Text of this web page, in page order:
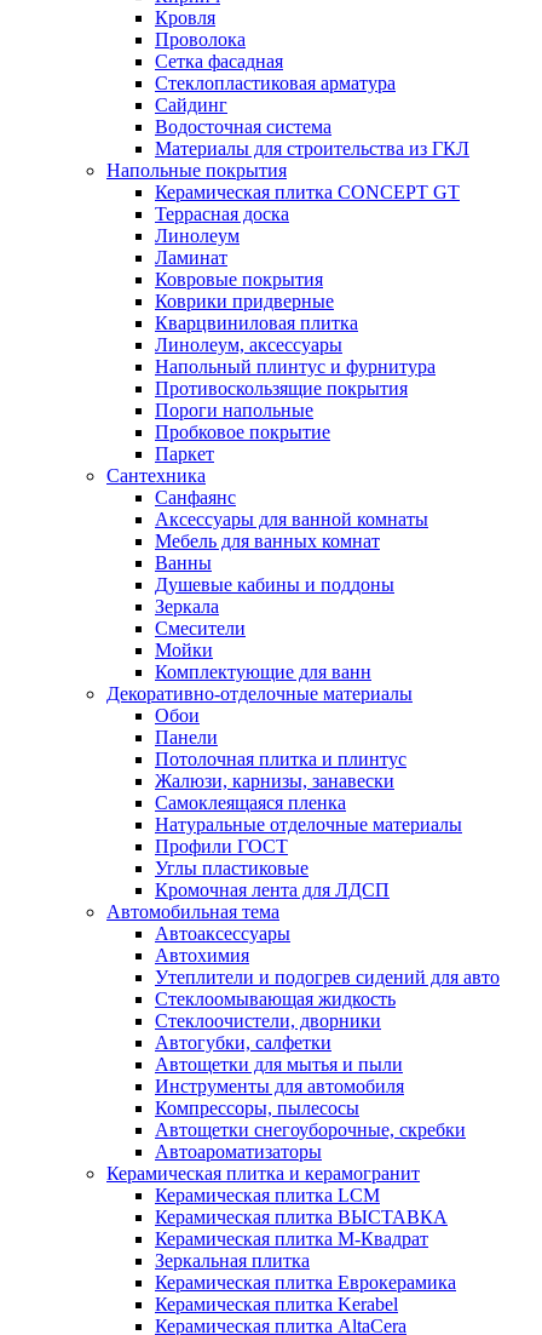
Кровля
Проволока
Сетка фасадная
Стеклопластиковая арматура
Сайдинг
Водосточная система
Материалы для строительства из ГКЛ
Напольные покрытия
Керамическая плитка CONCEPT GT
Террасная доска
Линолеум
Ламинат
Ковровые покрытия
Коврики придверные
Кварцвиниловая плитка
Линолеум, аксессуары
Напольный плинтус и фурнитура
Противоскользящие покрытия
Пороги напольные
Пробковое покрытие
Паркет
Сантехника
Санфаянс
Аксессуары для ванной комнаты
Мебель для ванных комнат
Ванны
Душевые кабины и поддоны
Зеркала
Смесители
Мойки
Комплектующие для ванн
Декоративно-отделочные материалы
Обои
Панели
Потолочная плитка и плинтус
Жалюзи, карнизы, занавески
Самоклеящаяся пленка
Натуральные отделочные материалы
Профили ГОСТ
Углы пластиковые
Кромочная лента для ЛДСП
Автомобильная тема
Автоаксессуары
Автохимия
Утеплители и подогрев сидений для авто
Стеклоомывающая жидкость
Стеклоочистели, дворники
Автогубки, салфетки
Автощетки для мытья и пыли
Инструменты для автомобиля
Компрессоры, пылесосы
Автощетки снегоуборочные, скребки
Автоароматизаторы
Керамическая плитка и керамогранит
Керамическая плитка LCM
Керамическая плитка ВЫСТАВКА
Керамическая плитка М-Квадрат
Зеркальная плитка
Керамическая плитка Еврокерамика
Керамическая плитка Kerabel
Керамическая плитка AltaCera